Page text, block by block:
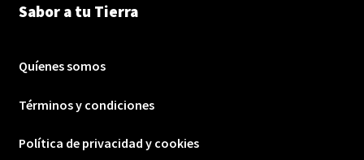
Sabor a tu Tierra
Quíenes somos
Términos y condiciones
Política de privacidad y cookies